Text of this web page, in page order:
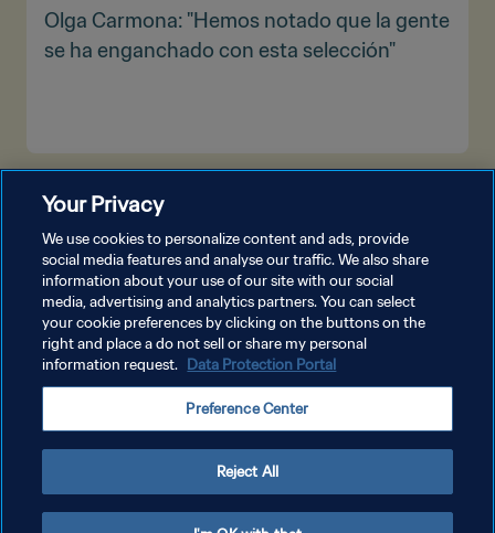
Olga Carmona: "Hemos notado que la gente
se ha enganchado con esta selección"
POLÍTICA DE PRIVACIDAD
AJUSTAR LA CONFIGURACIÓN DE LAS COOKIES
Copyright © 1994 - 2026 FIFA. Todos los derechos reservados.
Your Privacy
We use cookies to personalize content and ads, provide
social media features and analyse our traffic. We also share
information about your use of our site with our social
media, advertising and analytics partners. You can select
your cookie preferences by clicking on the buttons on the
right and place a do not sell or share my personal
information request. Data Protection Portal
Preference Center
Reject All